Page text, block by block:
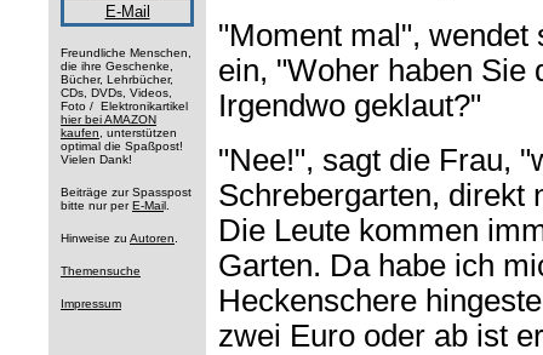
E-Mail
Freundliche Menschen,
die ihre Geschenke,
Bücher, Lehrbücher,
CDs, DVDs, Videos,
Foto / Elektronikartikel
hier bei AMAZON
kaufen, unterstützen
optimal die Spaßpost!
Vielen Dank!
Beiträge zur Spasspost
bitte nur per E-Mai l.
Hinweise zu Autoren.
Themensuche
Impressum
"Moment mal", wendet
ein, "Woher haben Sie
Irgendwo geklaut?"
"Nee!", sagt die Frau,
Schrebergarten, direkt
Die Leute kommen
Garten. Da habe ich
Heckenschere
zwei Euro oder ab ist